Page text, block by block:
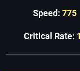
Speed: 775
Critical Rate: